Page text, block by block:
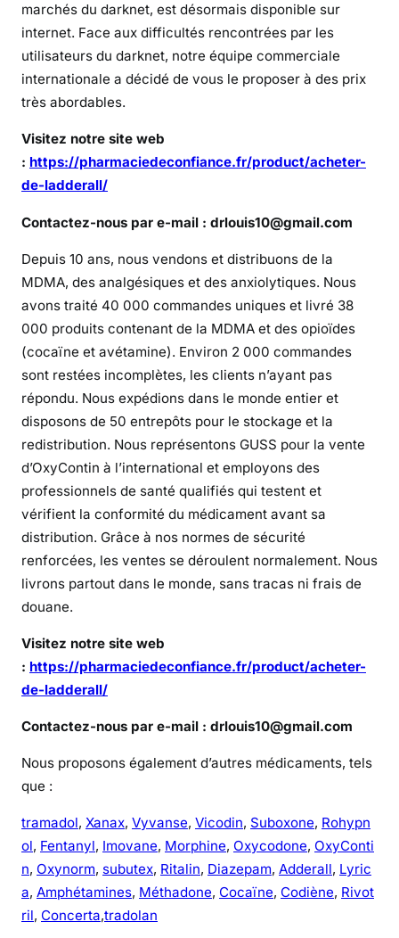
e
a
marchés du darknet, est désormais disponible sur
internet. Face aux difficultés rencontrées par les
utilisateurs du darknet, notre équipe commerciale
internationale a décidé de vous le proposer à des prix
très abordables.
Visitez notre site web
: https://pharmaciedeconfiance.fr/product/acheter-
de-ladderall/
Contactez-nous par e-mail : drlouis10@gmail.com
Depuis 10 ans, nous vendons et distribuons de la
MDMA, des analgésiques et des anxiolytiques. Nous
avons traité 40 000 commandes uniques et livré 38
000 produits contenant de la MDMA et des opioïdes
(cocaïne et avétamine). Environ 2 000 commandes
sont restées incomplètes, les clients n’ayant pas
répondu. Nous expédions dans le monde entier et
disposons de 50 entrepôts pour le stockage et la
redistribution. Nous représentons GUSS pour la vente
d’OxyContin à l’international et employons des
professionnels de santé qualifiés qui testent et
vérifient la conformité du médicament avant sa
distribution. Grâce à nos normes de sécurité
renforcées, les ventes se déroulent normalement. Nous
livrons partout dans le monde, sans tracas ni frais de
douane.
Visitez notre site web
: https://pharmaciedeconfiance.fr/product/acheter-
de-ladderall/
Contactez-nous par e-mail : drlouis10@gmail.com
Nous proposons également d’autres médicaments, tels
que :
tramadol, Xanax, Vyvanse, Vicodin, Suboxone, Rohypn
ol, Fentanyl, Imovane, Morphine, Oxycodone, OxyConti
n, Oxynorm, subutex, Ritalin, Diazepam, Adderall, Lyric
a, Amphétamines, Méthadone, Cocaïne, Codiène, Rivot
ril, Concerta,tradolan